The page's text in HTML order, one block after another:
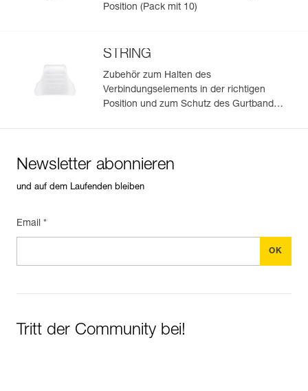
Position (Pack mit 10)
STRING
Zubehör zum Halten des
Verbindungselements in der richtigen
Position und zum Schutz des Gurtbands
Newsletter abonnieren
und auf dem Laufenden bleiben
Email *
Tritt der Community bei!